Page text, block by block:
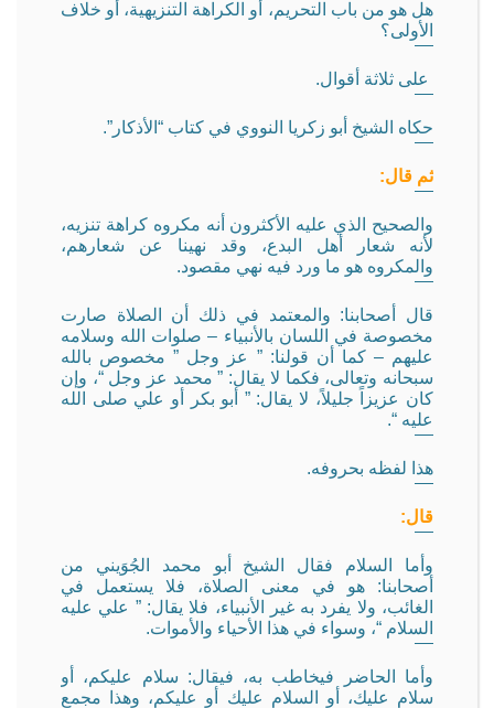
هل هو من باب التحريم، أو الكراهة التنزيهية، أو خلاف
الأولى؟
على ثلاثة أقوال.
حكاه الشيخ أبو زكريا النووي في كتاب “الأذكار”.
ثم قال:
والصحيح الذي عليه الأكثرون أنه مكروه كراهة تنزيه،
لأنه شعار أهل البدع، وقد نهينا عن شعارهم،
والمكروه هو ما ورد فيه نهي مقصود.
قال أصحابنا: والمعتمد في ذلك أن الصلاة صارت
مخصوصة في اللسان بالأنبياء – صلوات الله وسلامه
عليهم – كما أن قولنا: ” عز وجل ” مخصوص بالله
سبحانه وتعالى، فكما لا يقال: ” محمد عز وجل “، وإن
كان عزيزاً جليلاً، لا يقال: ” أبو بكر أو علي صلى الله
عليه “.
هذا لفظه بحروفه.
قال:
وأما السلام فقال الشيخ أبو محمد الجُوَيني من
أصحابنا: هو في معنى الصلاة، فلا يستعمل في
الغائب، ولا يفرد به غير الأنبياء، فلا يقال: ” علي عليه
السلام “، وسواء في هذا الأحياء والأموات.
وأما الحاضر فيخاطب به، فيقال: سلام عليكم، أو
سلام عليك، أو السلام عليك أو عليكم، وهذا مجمع